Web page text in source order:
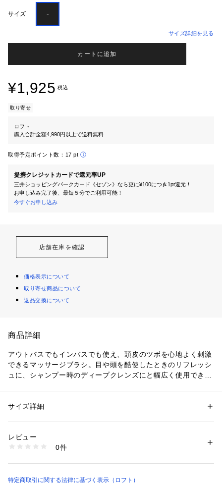
サイズ -
サイズ詳細を見る
カートに追加
¥1,925 税込
取り寄せ
ロフト
購入合計金額4,990円以上で送料無料
取得予定ポイント数： 17 pt
提携クレジットカードで還元率UP
三井ショッピングパークカード《セゾン》なら更に¥100につき1pt還元！
お申し込み完了後、最短５分でご利用可能！
今すぐお申し込み
店舗在庫を確認
価格表示について
取り寄せ商品について
返品交換について
商品詳細
アウトバスでもインバスでも使え、頭皮のツボを心地よく刺激
できるマッサージブラシ。目や頭を酷使したときのリフレッシ
ュに、シャンプー時のディープクレンズにと幅広く使用できま
性別：レディース
ップグッズ
3680000000687
サイズ詳細
レビュー
0件
特定商取引に関する法律に基づく表示（ロフト）